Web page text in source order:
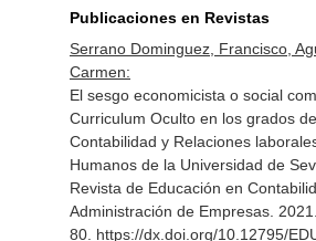
Publicaciones en Revistas
Serrano Dominguez, Francisco,
Carmen:
El sesgo economicista o social
Curriculum Oculto en los grados
Contabilidad y Relaciones
Humanos de la Universidad de
Revista de Educación en
Administración de Empresas.
80. https://dx.doi.org/10.12795/